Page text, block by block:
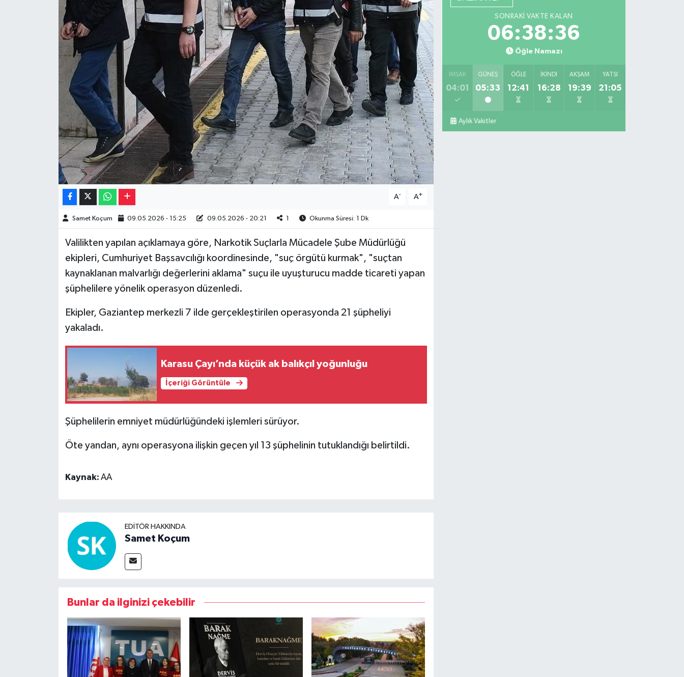
A- A+
Samet Koçum 09.05.2026 - 15:25 09.05.2026 - 20:21 Okunma Süresi: 1 Dk
Valilikten yapılan açıklamaya göre, Narkotik Suçlarla Mücadele Şube Müdürlüğü
ekipleri, Cumhuriyet Başsavcılığı koordinesinde, "suç örgütü kurmak", "suçtan
kaynaklanan malvarlığı değerlerini aklama" suçu ile uyuşturucu madde ticareti yapan
şüphelilere yönelik operasyon düzenledi.
Ekipler, Gaziantep merkezli 7 ilde gerçekleştirilen operasyonda 21 şüpheliyi
yakaladı.
Karasu Çayı’nda küçük ak balıkçıl yoğunluğu
İçeriği Görüntüle
Şüphelilerin emniyet müdürlüğündeki işlemleri sürüyor.
Öte yandan, aynı operasyona ilişkin geçen yıl 13 şüphelinin tutuklandığı belirtildi.
Kaynak: AA
EDITÖR HAKKINDA
Samet Koçum
Bunlar da ilginizi çekebilir
SONRAKI VAKTE KALAN
06:38:35
Öğle Namazı
İMSAK
04:01
GÜNEŞ
05:33
ÖĞLE
12:41
İKINDI
16:28
AKŞAM
19:39
YATSI
21:05
Aylık Vakitler
Resmi İlanlar
Siyaset